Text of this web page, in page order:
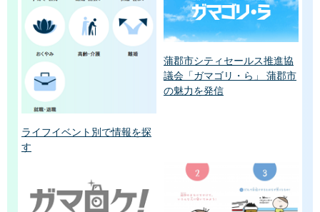
ライフイベント別で情報を探
す
蒲郡市シティセールス推進協
議会「ガマゴリ・ら」 蒲郡市
の魅力を発信